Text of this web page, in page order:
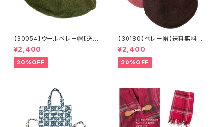
【30054】ウールベレー帽【送料
無料】帽子 カーキ グリー
ン 秋冬 フェルトベレー レト
ロ 無地 チョボ シンプル
¥2,400
20%OFF
【30180】ベレー帽【送料無料】
フレンチ ベーシック 無地
ベージュ パープル ブラウ
ン シンプル ハット 秋冬
ウールベレー バスクベレー
¥2,400
20%OFF